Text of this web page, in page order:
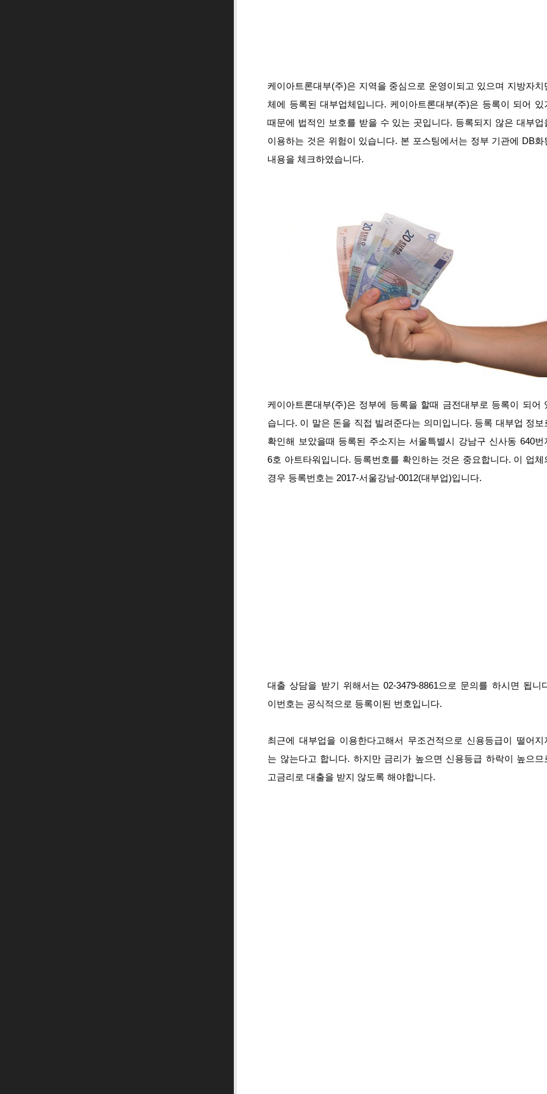
케이아트론대부(주)은 지역을 중심으로 운영이되고 있으며 지방자치
체에 등록된 대부업체입니다. 케이아트론대부(주)은 등록이 되어 있
때문에 법적인 보호를 받을 수 있는 곳입니다. 등록되지 않은 대부업
이용하는 것은 위험이 있습니다. 본 포스팅에서는 정부 기관에 DB화
내용을 체크하였습니다.
케이아트론대부(주)은 정부에 등록을 할때 금전대부로 등록이 되어
습니다. 이 말은 돈을 직접 빌려준다는 의미입니다. 등록 대부업 정보
확인해 보았을때 등록된 주소지는 서울특별시 강남구 신사동 640번
6호 아트타워입니다. 등록번호를 확인하는 것은 중요합니다. 이 업체
경우 등록번호는 2017-서울강남-0012(대부업)입니다.
대출 상담을 받기 위해서는 02-3479-8861으로 문의를 하시면 됩니
이번호는 공식적으로 등록이된 번호입니다.
최근에 대부업을 이용한다고해서 무조건적으로 신용등급이 떨어지
는 않는다고 합니다. 하지만 금리가 높으면 신용등급 하락이 높으므
고금리로 대출을 받지 않도록 해야합니다.